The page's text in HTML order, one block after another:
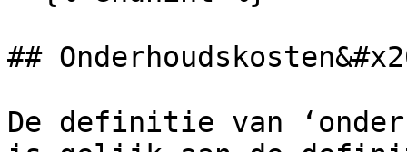
##
De definitie van